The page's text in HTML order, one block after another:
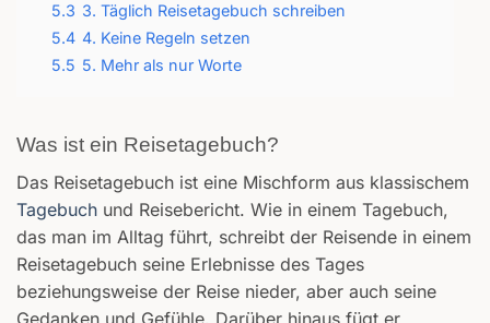
5.3 3. Täglich Reisetagebuch schreiben
5.4 4. Keine Regeln setzen
5.5 5. Mehr als nur Worte
Was ist ein Reisetagebuch?
Das Reisetagebuch ist eine Mischform aus klassischem
Tagebuch und Reisebericht. Wie in einem Tagebuch,
das man im Alltag führt, schreibt der Reisende in einem
Reisetagebuch seine Erlebnisse des Tages
beziehungsweise der Reise nieder, aber auch seine
Gedanken und Gefühle. Darüber hinaus fügt er